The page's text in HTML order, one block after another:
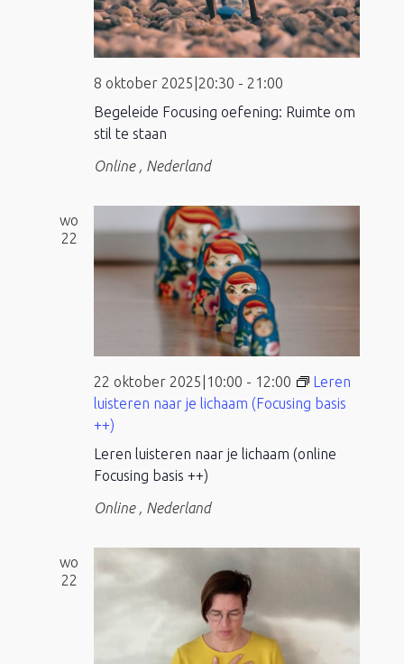
Begeleide Focusing oefening: Ruimte om
stil te staan
8 oktober 2025|20:30 - 21:00
Online , Nederland
wo
22
Leren luisteren naar je lichaam (online
Focusing basis ++)
22 oktober 2025|10:00 - 12:00
Leren
luisteren naar je lichaam (Focusing basis
++)
Online , Nederland
wo
22